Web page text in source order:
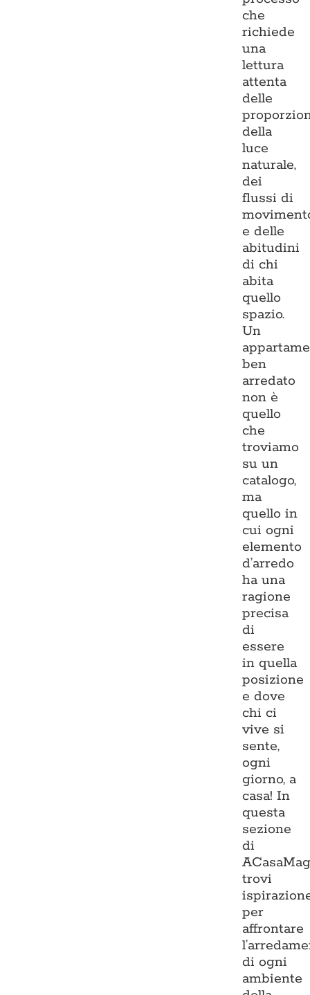
che
richiede
una
lettura
attenta
delle
della
luce
naturale,
dei
flussi di
e delle
abitudini
di chi
abita
quello
spazio.
Un
ben
arredato
non è
quello
che
troviamo
su un
catalogo,
ma
quello in
cui ogni
elemento
d’arredo
ha una
ragione
precisa
di
essere
in quella
posizione
e dove
chi ci
vive si
sente,
ogni
giorno, a
casa! In
questa
sezione
di
trovi
per
affrontare
di ogni
ambiente